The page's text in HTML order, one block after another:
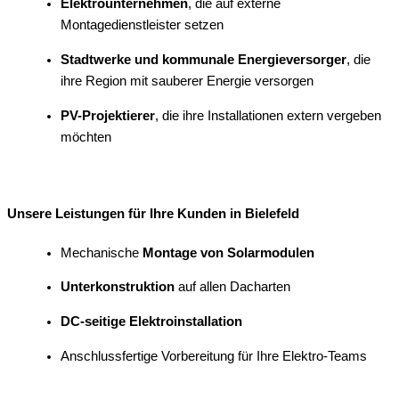
Elektrounternehmen, die auf externe
Montagedienstleister setzen
Stadtwerke und kommunale Energieversorger, die
ihre Region mit sauberer Energie versorgen
PV-Projektierer, die ihre Installationen extern vergeben
möchten
Unsere Leistungen für Ihre Kunden in Bielefeld
Mechanische Montage von Solarmodulen
Unterkonstruktion auf allen Dacharten
DC-seitige Elektroinstallation
Anschlussfertige Vorbereitung für Ihre Elektro-Teams